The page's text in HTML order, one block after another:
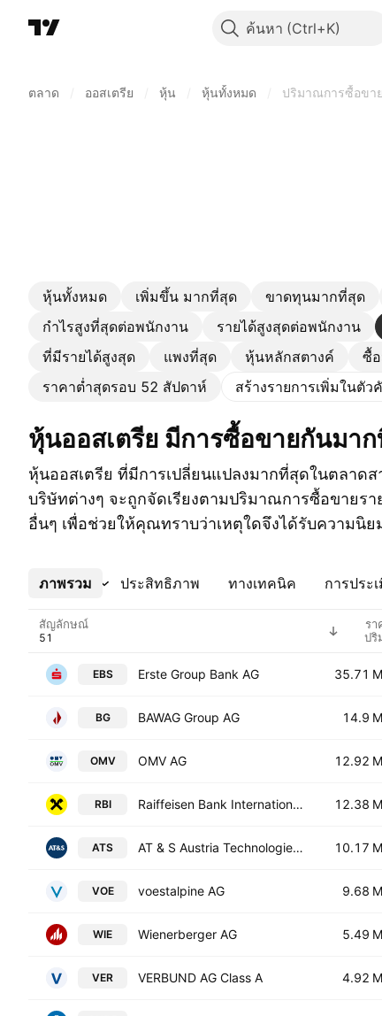
ค้นหา
ตลาด ออสเตรีย หุ้น หุ้นทั้งหมด ปริมาณการซื้อขา
หุ้นทั้งหมด เพิ่มขึ้น มากที่สุด ขาดทุนมากที่สุด
กำไรสูงที่สุดต่อพนักงาน
รายได้สูงสุดต่อพนักงาน
ที่มีรายได้สูงสุด
แพงที่สุด หุ้นหลักสตางค์ ซื้
ราคาต่ำสุดรอบ 52 สัปดาห์
สร้างรายการเพิ่มในตัว
หุ้นออสเตรีย มีการซื้อขายกันมา
หุ้นออสเตรีย ที่มีการเปลี่ยนแปลงมากที่สุดในตลาด
บริษัทต่างๆ จะถูกจัดเรียงตามปริมาณการซื้อขายร
อื่นๆ เพื่อช่วยให้คุณทราบว่าเหตุใดจึงได้รับความนิ
ภาพรวม ประสิทธิภาพ ทางเทคนิค การประ
เพิ่มเติม
สัญลักษณ์
รา
ปริ
EBS Erste Group Bank AG 35.71 M
BG BAWAG Group AG 14.9 M
OMV OMV AG 12.92 M
RBI Raiffeisen Bank International AG 12.38 M
ATS AT & S Austria Technologie & Systemtechnik Aktiengesellschaft 10.17 M
VOE voestalpine AG 9.68 M
WIE Wienerberger AG 5.49 M
VER VERBUND AG Class A 4.92 M